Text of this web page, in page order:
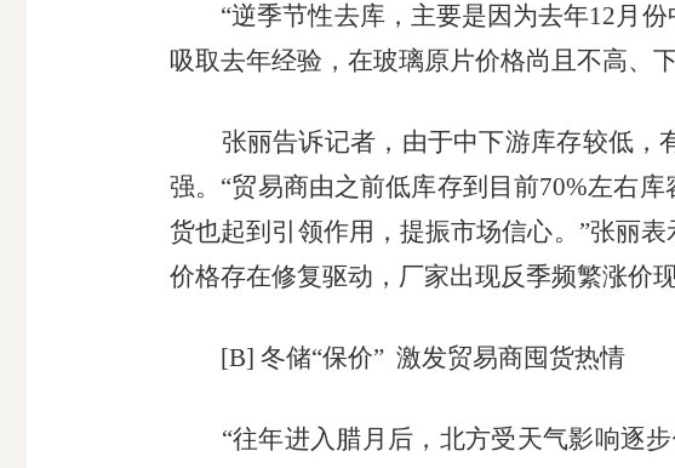
“逆季节性去库，主要是因为去年12月
吸取去年经验，在玻璃原片价格尚且不高、
张丽告诉记者，由于中下游库存较低
强。 “贸易商由之前低库存到目前70%左右库
货也起到引领作用，提振市场信心。”张丽
价格存在修复驱动，厂家出现反季频繁涨价现
[B] 冬储“保价” 激发贸易商囤货热情
“往年进入腊月后，北方受天气影响逐